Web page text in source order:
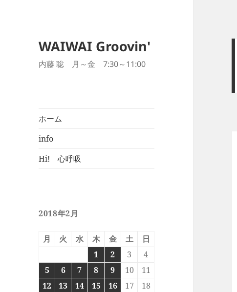
WAIWAI Groovin'
内藤 聡 月～金 7:30～11:00
ホーム
info
Hi! 心呼吸
2018年2月
月 火 水 木 金 土
日
1
2 3
4
5
6 7 8 9 10
11
12
13 14 15 16 17
18